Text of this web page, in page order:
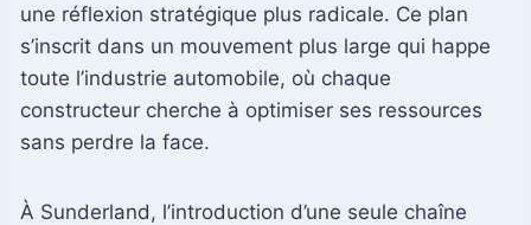
une réflexion stratégique plus radicale. Ce plan
s’inscrit dans un mouvement plus large qui happe
toute l’industrie automobile, où chaque
constructeur cherche à optimiser ses ressources
sans perdre la face.
À Sunderland, l’introduction d’une seule chaîne